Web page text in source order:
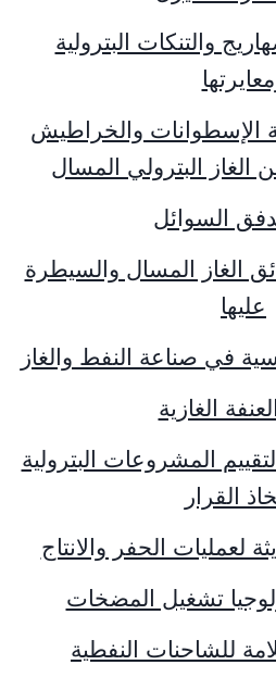
والتنكات البترولية
الإسطوانات والخراطيش
الغاز البترولي المسال
السوائل
الغاز المسال والسيطرة
عليها
في صناعة النفط والغاز
الغازية
المشروعات البترولية
القرار
لعمليات الحفر والانتاج
تشغيل المضخات
للشاحنات النفطية